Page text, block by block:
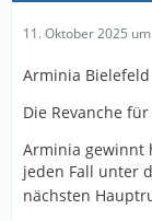
11. Oktober 2025
Arminia Bielefeld
Die Revanche
Arminia gewinnt
jeden Fall unter
nächsten